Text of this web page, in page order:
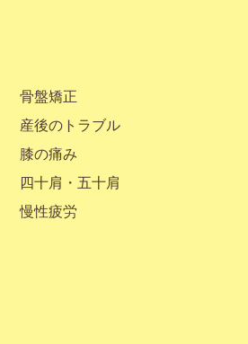
骨盤矯正
産後のトラブル
膝の痛み
四十肩・五十肩
慢性疲労